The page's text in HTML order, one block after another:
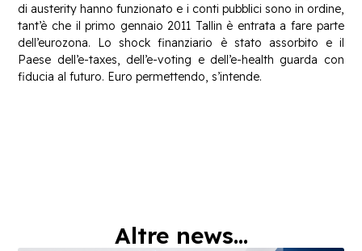
di austerity hanno funzionato e i conti pubblici sono in ordine,
tant’è che il primo gennaio 2011 Tallin è entrata a fare parte
dell’eurozona. Lo shock finanziario è stato assorbito e il
Paese dell’e-taxes, dell’e-voting e dell’e-health guarda con
fiducia al futuro. Euro permettendo, s’intende.
Altre news...